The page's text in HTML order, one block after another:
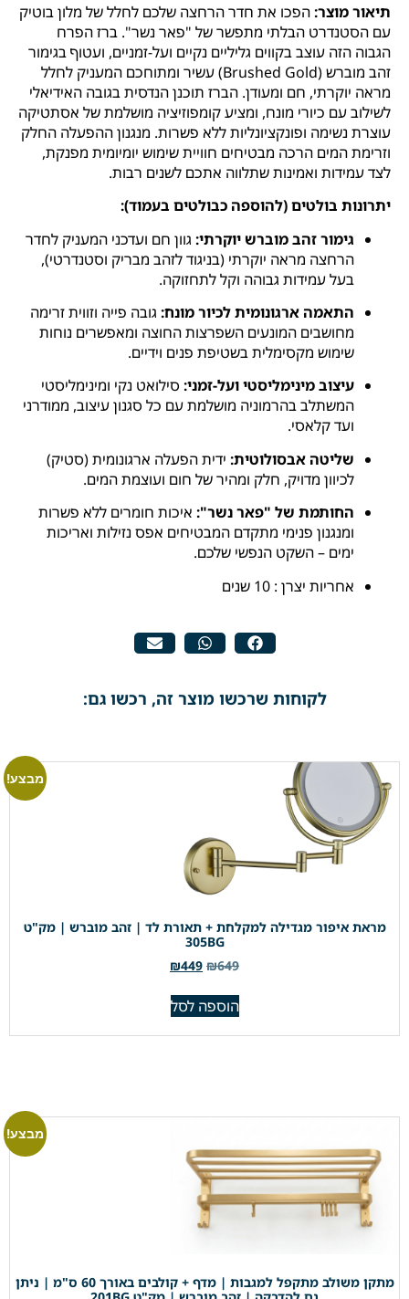
תיאור מוצר:הפכו את חדר הרחצה שלכם לחלל של מלון בוטיק
עם הסטנדרט הבלתי מתפשר של "פאר נשר". ברז הפרח
הגבוה הזה עוצב בקווים גליליים נקיים ועל-זמניים, ועטוף בגימור
זהב מוברש (Brushed Gold) עשיר ומתוחכם המעניק לחלל
מראה יוקרתי, חם ומעודן. הברז תוכנן הנדסית בגובה האידיאלי
לשילוב עם כיורי מונח, ומציע קומפוזיציה מושלמת של אסתטיקה
עוצרת נשימה ופונקציונליות ללא פשרות. מנגנון ההפעלה החלק
וזרימת המים הרכה מבטיחים חוויית שימוש יומיומית מפנקת,
לצד עמידות ואמינות שתלווה אתכם לשנים רבות.
יתרונות בולטים (להוספה כבולטים בעמוד):
גימור זהב מוברש יוקרתי: גוון חם ועדכני המעניק לחדר
הרחצה מראה יוקרתי (בניגוד לזהב מבריק וסטנדרטי),
בעל עמידות גבוהה וקל לתחזוקה.
התאמה ארגונומית לכיור מונח: גובה פייה וזווית זרימה
מחושבים המונעים השפרצות החוצה ומאפשרים נוחות
שימוש מקסימלית בשטיפת פנים וידיים.
עיצוב מינימליסטי ועל-זמני: סילואט נקי ומינימליסטי
המשתלב בהרמוניה מושלמת עם כל סגנון עיצוב, ממודרני
ועד קלאסי.
שליטה אבסולוטית: ידית הפעלה ארגונומית (סטיק)
לכיוון מדויק, חלק ומהיר של חום ועוצמת המים.
החותמת של "פאר נשר": איכות חומרים ללא פשרות
ומנגנון פנימי מתקדם המבטיחים אפס נזילות ואריכות
ימים – השקט הנפשי שלכם.
אחריות יצרן : 10 שנים
לקוחות שרכשו מוצר זה, רכשו גם:
מבצע!
מראת איפור מגדילה למקלחת + תאורת לד | זהב מוברש | מק"ט
305BG
₪649
₪449
הוספה לסל
מבצע!
מתקן משולב מתקפל למגבות | מדף + קולבים באורך 60 ס"מ | ניתן